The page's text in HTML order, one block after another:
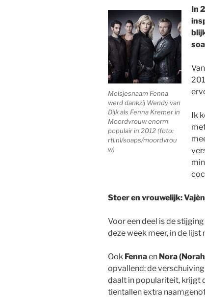
Meisjesnaam Fenna
werd dankzij Wendy van
Dijk als Fenna Kremer in
Moordvrouw enorm
populair in 2012 (foto:
rtl.nl/soaps/moordvrou
w)
In
Ik
Stoer en vrouwelijk:
Voor een deel is de
deze week meer, in de
Ook Fennaen Nora
opvallend: de
daalt in populariteit, krijgt
tientallen extra